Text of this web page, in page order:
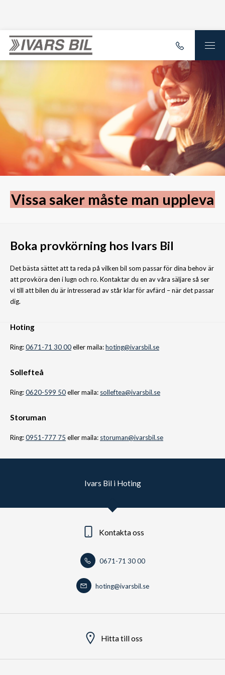
Vissa saker måste man uppleva
Boka provkörning hos Ivars Bil
Det bästa sättet att ta reda på vilken bil som passar för dina behov är
att provköra den i lugn och ro. Kontaktar du en av våra säljare så ser
vi till att bilen du är intresserad av står klar för avfärd – när det passar
dig.
Hoting
Ring:0671-71 30 00eller maila:hoting@ivarsbil.se
Sollefteå
Ring:0620-599 50eller maila: solleftea@ivarsbil.se
Storuman
Ring:0951-777 75 eller maila: storuman@ivarsbil.se
Ivars Bil i Hoting
Kontakta oss
0671-71 30 00
hoting@ivarsbil.se
Hitta till oss